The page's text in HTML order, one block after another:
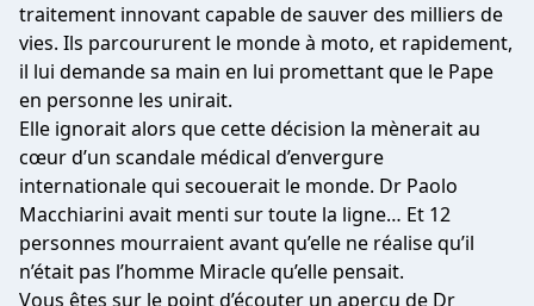
traitement innovant capable de sauver des milliers de
vies. Ils parcoururent le monde à moto, et rapidement,
il lui demande sa main en lui promettant que le Pape
en personne les unirait.
Elle ignorait alors que cette décision la mènerait au
cœur d’un scandale médical d’envergure
internationale qui secouerait le monde. Dr Paolo
Macchiarini avait menti sur toute la ligne… Et 12
personnes mourraient avant qu’elle ne réalise qu’il
n’était pas l’homme Miracle qu’elle pensait.
Vous êtes sur le point d’écouter un aperçu de Dr